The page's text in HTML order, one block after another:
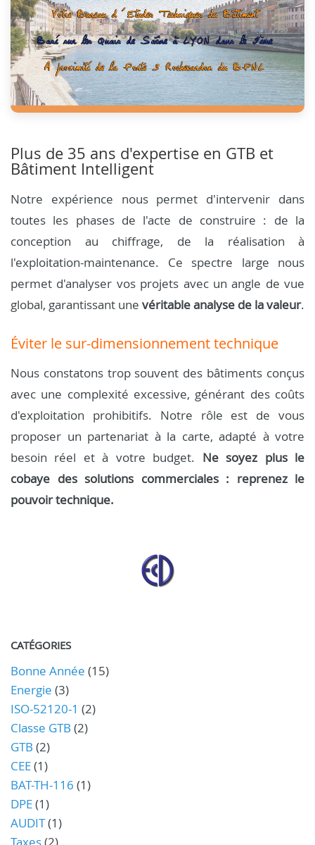
Plus de 35 ans d'expertise en GTB et
Bâtiment Intelligent
Notre expérience nous permet d'intervenir dans
toutes les phases de l'acte de construire : de la
conception au chiffrage, de la réalisation à
l'exploitation-maintenance. Ce spectre large nous
permet d'analyser vos projets avec un angle de vue
global, garantissant une véritable analyse de la valeur.
Éviter le sur-dimensionnement technique
Nous constatons trop souvent des bâtiments conçus
avec une complexité excessive, générant des coûts
d'exploitation prohibitifs. Notre rôle est de vous
proposer un partenariat à la carte, adapté à votre
besoin réel et à votre budget. Ne soyez plus le
cobaye des solutions commerciales : reprenez le
pouvoir technique.
CATÉGORIES
Bonne Année (15)
Energie (3)
ISO-52120-1 (2)
Classe GTB (2)
GTB (2)
CEE(1)
BAT-TH-116 (1)
DPE(1)
AUDIT(1)
Taxes(2)